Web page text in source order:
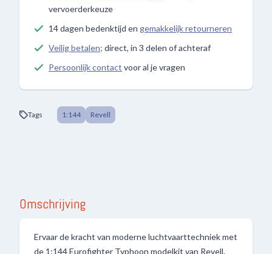
vervoerderkeuze
14 dagen bedenktijd en gemakkelijk retourneren
Veilig betalen; direct, in 3 delen of achteraf
Persoonlijk contact voor al je vragen
Tags 1:144 Revell
Omschrijving
Ervaar de kracht van moderne luchtvaarttechniek met
de 1:144 Eurofighter Typhoon modelkit van Revell.